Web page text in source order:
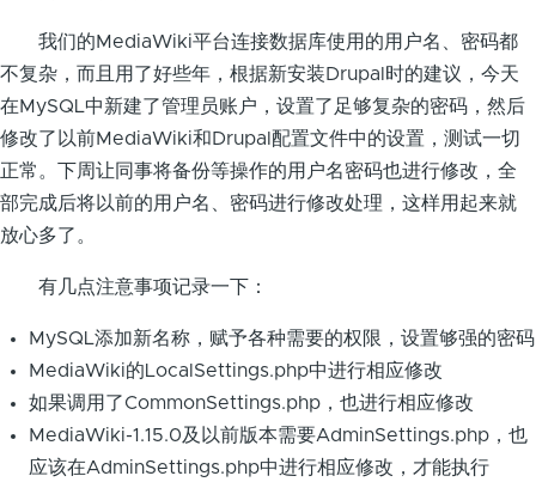
我们的MediaWiki平台连接数据库使用的用户名、密码都
不复杂，而且用了好些年，根据新安装Drupal时的建议，今天
在MySQL中新建了管理员账户，设置了足够复杂的密码，然后
修改了以前MediaWiki和Drupal配置文件中的设置，测试一切
正常。下周让同事将备份等操作的用户名密码也进行修改，全
部完成后将以前的用户名、密码进行修改处理，这样用起来就
放心多了。
有几点注意事项记录一下：
MySQL添加新名称，赋予各种需要的权限，设置够强的密码
MediaWiki的LocalSettings.php中进行相应修改
如果调用了CommonSettings.php，也进行相应修改
MediaWiki-1.15.0及以前版本需要AdminSettings.php，也
应该在AdminSettings.php中进行相应修改，才能执行